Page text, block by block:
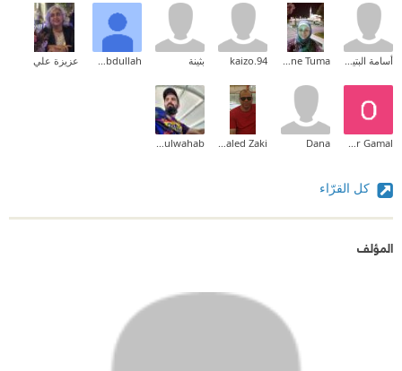
أسامة البتيري Nadia Yassine Tuma
94.kaizo بثينة Saad Abdullah عزيزة علي
Omar Gamal
Dana
Khaled Zaki
abdulwahab
كل القرّاء
المؤلف